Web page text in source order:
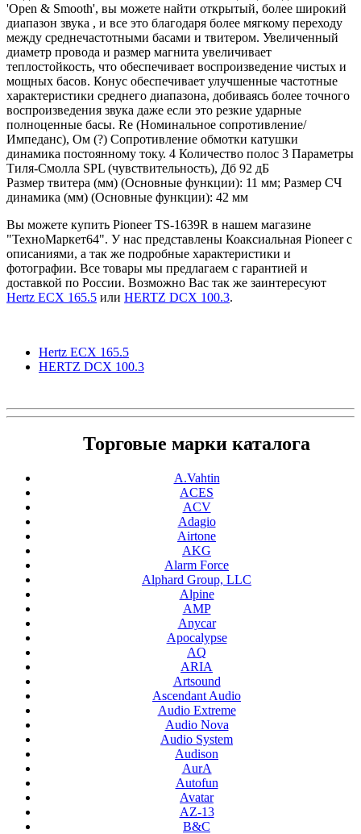
'Open & Smooth', вы можете найти открытый, более широкий
диапазон звука , и все это благодаря более мягкому переходу
между среднечастотными басами и твитером. Увеличенный
диаметр провода и размер магнита увеличивает
теплостойкость, что обеспечивает воспроизведение чистых и
мощных басов. Конус обеспечивает улучшенные частотные
характеристики среднего диапазона, добиваясь более точного
воспроизведения звука даже если это резкие ударные
полноценные басы. Re (Номинальное сопротивление/
Импеданс), Ом (?) Сопротивление обмотки катушки
динамика постоянному току. 4 Количество полос 3 Параметры
Тиля-Смолла SPL (чувствительность), Дб 92 дБ
Размер твитера (мм) (Основные функции): 11 мм; Размер СЧ
динамика (мм) (Основные функции): 42 мм
Вы можете купить Pioneer TS-1639R в нашем магазине
"ТехноМаркет64". У нас представлены Коаксиальная Pioneer с
описаниями, а так же подробные характеристики и
фотографии. Все товары мы предлагаем с гарантией и
доставкой по России. Возможно Вас так же заинтересуют
Hertz ECX 165.5 или HERTZ DCX 100.3.
Hertz ECX 165.5
HERTZ DCX 100.3
Торговые марки каталога
A.Vahtin
ACES
ACV
Adagio
Airtone
AKG
Alarm Force
Alphard Group, LLC
Alpine
AMP
Anycar
Apocalypse
AQ
ARIA
Artsound
Ascendant Audio
Audio Extreme
Audio Nova
Audio System
Audison
AurA
Autofun
Avatar
AZ-13
B&C